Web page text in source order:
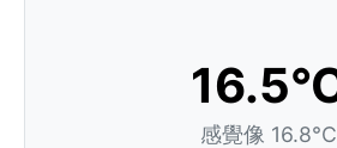
感覺像 16.8°C